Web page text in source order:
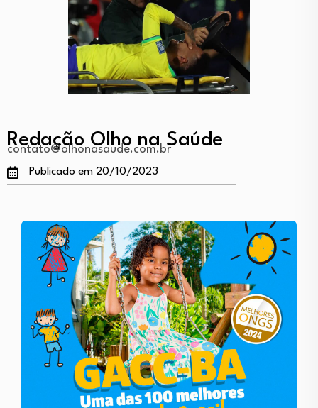
Redação Olho na Saúde
contato@olhonasaude.com.br
Publicado em 20/10/2023